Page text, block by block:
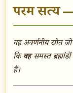
परम सत्य
वह अवर्णनीय स्रोत
किवहसमस्त
हैं।